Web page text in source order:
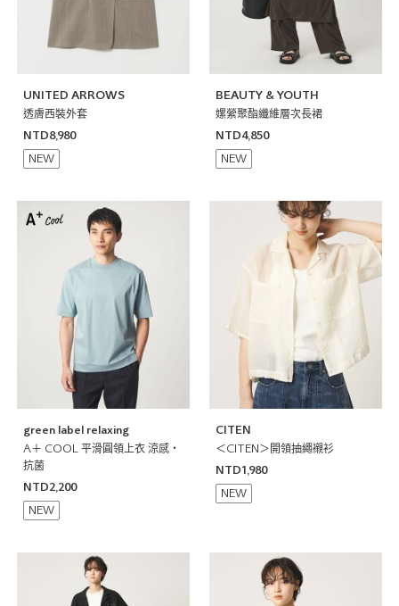
UNITED ARROWS
透膚西裝外套
NTD8,980
NEW
BEAUTY & YOUTH
嫘縈聚酯纖維層次長裙
NTD4,850
NEW
green label relaxing
A＋ COOL 平滑圓領上衣 涼感・
抗菌
NTD2,200
NEW
CITEN
＜CITEN＞開領抽繩襯衫
NTD1,980
NEW